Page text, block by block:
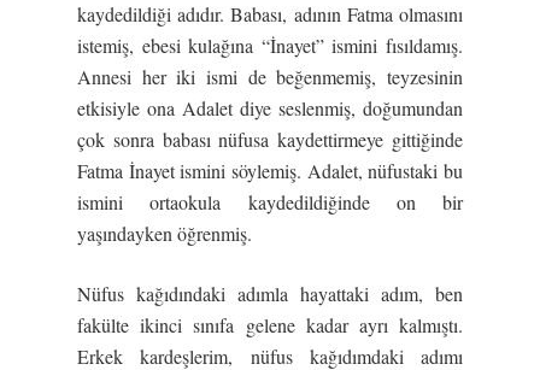
kaydedildiği adıdır. Babası, adının Fatma olmasını
istemiş, ebesi kulağına “İnayet” ismini fısıldamış.
Annesi her iki ismi de beğenmemiş, teyzesinin
etkisiyle ona Adalet diye seslenmiş, doğumundan
çok sonra babası nüfusa kaydettirmeye gittiğinde
Fatma İnayet ismini söylemiş. Adalet, nüfustaki bu
ismini ortaokula kaydedildiğinde on bir
yaşındayken öğrenmiş.
Nüfus kağıdındaki adımla hayattaki adım, ben
fakülte ikinci sınıfa gelene kadar ayrı kalmıştı.
Erkek kardeşlerim, nüfus kağıdımdaki adımı